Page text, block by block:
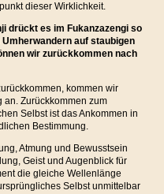
dieser Wirklichkeit.
drückt es im Fukanzazengi so
Umherwandern auf staubigen
wir zurückkommen nach
kommen wir
an. Zurückkommen zum
Selbst ist das Ankommen in
Bestimmung.
Atmung und Bewusstsein
Geist und Augenblick für
die gleiche Wellenlänge
Selbst unmittelbar